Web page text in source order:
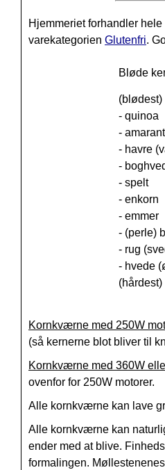
Hjemmeriet forhandler
varekategorien Glutenfri.
Bløde
(blødest)
- quinoa
- amarant
- havre
-
- spelt
- enkorn
- emmer
- (perle)
- rug
- hvede
(hårdest)
Kornkværne med 250W
(så kernerne blot bliver til
Kornkværne med 360W
ovenfor for 250W motorer.
Alle kornkværne kan lave
Alle kornkværne kan
ender med at blive.
formalingen.